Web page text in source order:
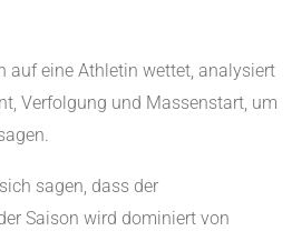
auf eine Athletin wettet, analysiert
Verfolgung und Massenstart, um
sagen, dass der
Saison wird dominiert von